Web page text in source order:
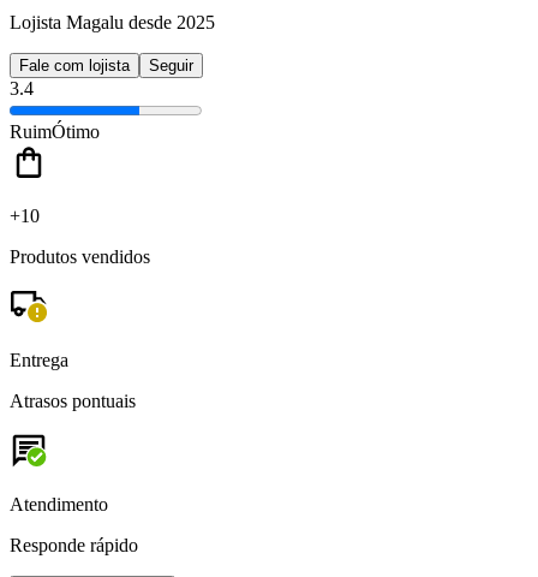
Lojista Magalu desde 2025
Fale com lojista Seguir
3.4
RuimÓtimo
+10
Produtos vendidos
Entrega
Atrasos pontuais
Atendimento
Responde rápido